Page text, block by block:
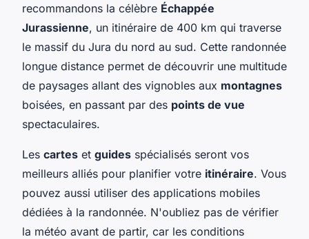
recommandons la célèbre Échappée
Jurassienne, un itinéraire de 400 km qui traverse
le massif du Jura du nord au sud. Cette randonnée
longue distance permet de découvrir une multitude
de paysages allant des vignobles aux montagnes
boisées, en passant par des points de vue
spectaculaires.
Les cartes et guides spécialisés seront vos
meilleurs alliés pour planifier votre itinéraire. Vous
pouvez aussi utiliser des applications mobiles
dédiées à la randonnée. N'oubliez pas de vérifier
la météo avant de partir, car les conditions